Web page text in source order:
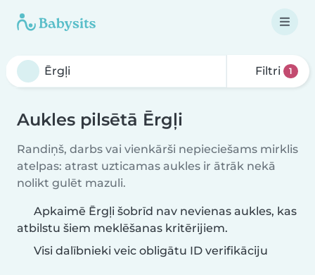
Filtri 1
Aukles pilsētā Ērgļi
Randiņš, darbs vai vienkārši nepieciešams mirklis
atelpas: atrast uzticamas aukles ir ātrāk nekā
nolikt gulēt mazuli.
Apkaimē Ērgļi šobrīd nav nevienas aukles, kas
atbilstu šiem meklēšanas kritērijiem.
Visi dalībnieki veic obligātu ID verifikāciju